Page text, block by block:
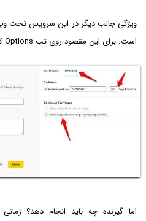
ویژگی جالب دیگر در این سرویس تحت
است. برای این مقصود روی تب Options کلیک کنید و تعداد روزها را تایپ کنید.
اما گیرنده چه باید انجام دهد؟